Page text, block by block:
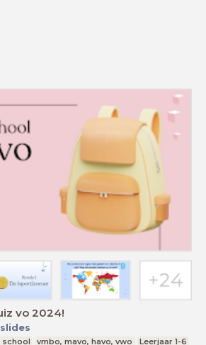
vo 2024!
slides
school vmbo, mavo, havo, vwo Leerjaar 1-6